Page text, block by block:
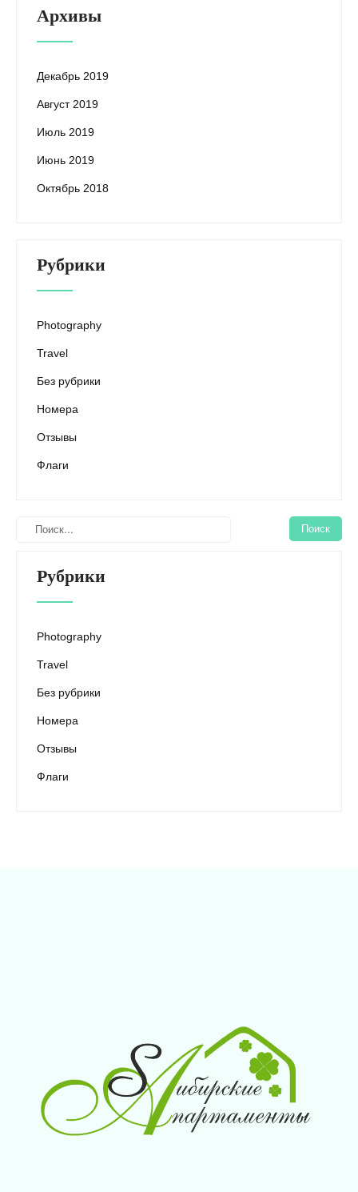
Архивы
Декабрь 2019
Август 2019
Июль 2019
Июнь 2019
Октябрь 2018
Рубрики
Photography
Travel
Без рубрики
Номера
Отзывы
Флаги
Рубрики
Photography
Travel
Без рубрики
Номера
Отзывы
Флаги